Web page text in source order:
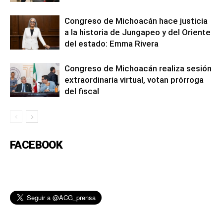
Congreso de Michoacán hace justicia
a la historia de Jungapeo y del Oriente
del estado: Emma Rivera
Congreso de Michoacán realiza sesión
extraordinaria virtual, votan prórroga
del fiscal
FACEBOOK